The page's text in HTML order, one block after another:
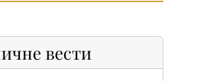
вести